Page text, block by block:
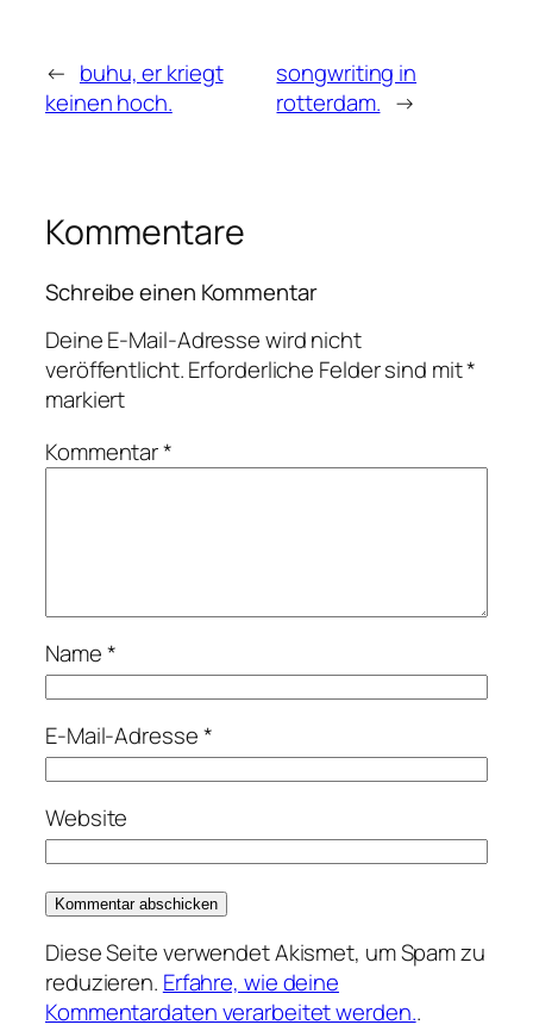
← buhu, er kriegt
keinen hoch.
songwriting in
rotterdam. →
Kommentare
Schreibe einen Kommentar
Deine E-Mail-Adresse wird nicht
veröffentlicht.Erforderliche Felder sind mit*
markiert
Kommentar*
Name*
E-Mail-Adresse*
Website
Diese Seite verwendet Akismet, um Spam zu
reduzieren. Erfahre, wie deine
Kommentardaten verarbeitet werden..